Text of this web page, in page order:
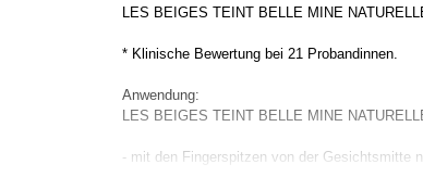
LES BEIGES TEINT BELLE MINE
* Klinische Bewertung bei 21 Probandinnen.
Anwendung:
LES BEIGES TEINT BELLE MINE
- mit den Fingerspitzen von der Gesichtsmitte